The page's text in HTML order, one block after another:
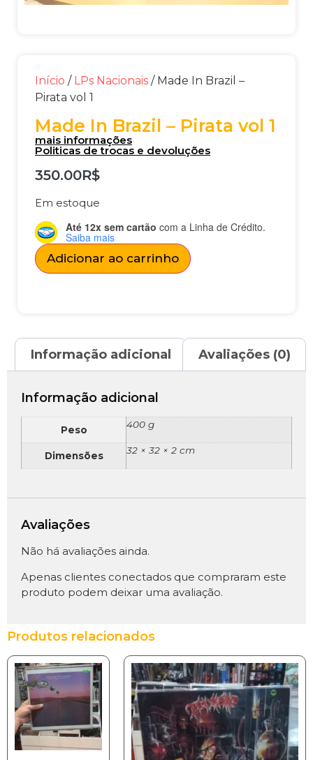
Início / LPs Nacionais / Made In Brazil –
Pirata vol 1
Made In Brazil – Pirata vol 1
mais informações
Politicas de trocas e devoluções
350.00R$
Em estoque
Até 12x sem cartão com a Linha de Crédito.
Saiba mais
Adicionar ao carrinho
Informação adicional Avaliações (0)
Informação adicional
Peso 400 g
Dimensões 32 × 32 × 2 cm
Avaliações
Não há avaliações ainda.
Apenas clientes conectados que compraram este
produto podem deixar uma avaliação.
Produtos relacionados